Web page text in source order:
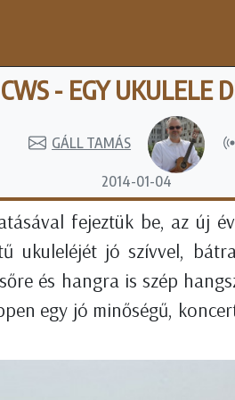
- EGY UKULELE
GÁLL TAMÁS
2014-01-04
fejeztük be, az új
ukuleléjét jó szívvel,
és hangra is szép
egy jó minőségű,